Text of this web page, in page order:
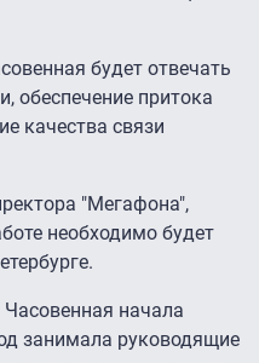
будет отвечать
обеспечение притока
качества связи
"Мегафона",
необходимо будет
начала
занимала руководящие